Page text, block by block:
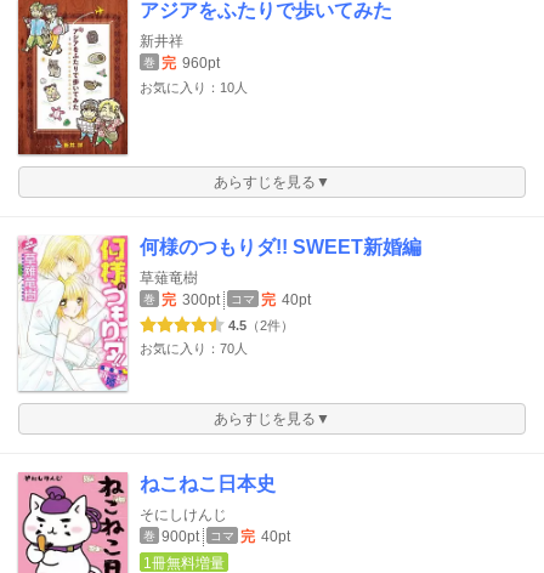
アジアをふたりで歩いてみた
新井祥
巻 完 960pt
お気に入り：10人
あらすじを見る▼
何様のつもりダ!! SWEET新婚編
草薙竜樹
巻 完 300pt コマ 完 40pt
4.5 （2件）
お気に入り：70人
あらすじを見る▼
ねこねこ日本史
そにしけんじ
巻 900pt コマ 完 40pt
1冊無料増量